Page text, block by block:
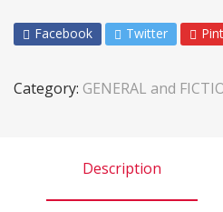
Facebook Twitter
Category: GENERAL and
Description